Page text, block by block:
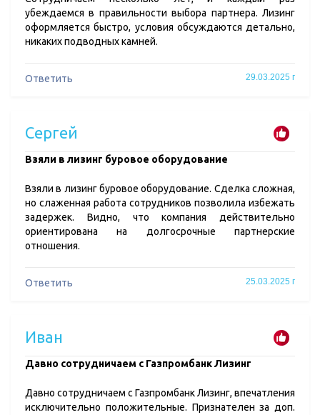
убеждаемся в правильности выбора партнера. Лизинг
оформляется быстро, условия обсуждаются детально,
никаких подводных камней.
Ответить 29.03.2025 г
Сергей
Взяли в лизинг буровое оборудование
Взяли в лизинг буровое оборудование. Сделка сложная,
но слаженная работа сотрудников позволила избежать
задержек. Видно, что компания действительно
ориентирована на долгосрочные партнерские
отношения.
Ответить 25.03.2025 г
Иван
​Давно сотрудничаем с Газпромбанк Лизинг
Давно сотрудничаем с Газпромбанк Лизинг, впечатления
исключительно положительные. Признателен за доп.